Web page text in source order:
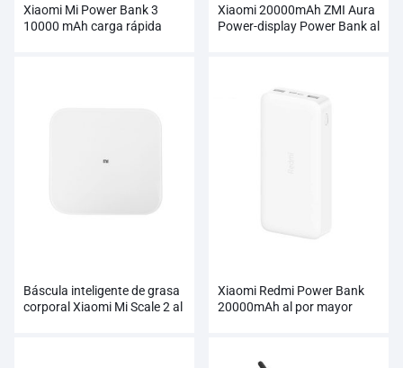
Xiaomi Mi Power Bank 3
10000 mAh carga rápida
Xiaomi 20000mAh ZMI Aura
Power-display Power Bank al
Báscula inteligente de grasa
corporal Xiaomi Mi Scale 2 al
Xiaomi Redmi Power Bank
20000mAh al por mayor